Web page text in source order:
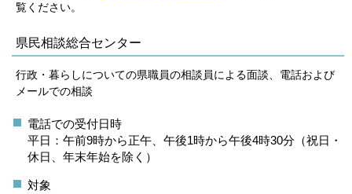
覧ください。
県民相談総合センター
行政・暮らしについての県職員の相談員による面談、電話および
メールでの相談
電話での受付日時
平日：午前9時から正午、午後1時から午後4時30分（祝日・
休日、年末年始を除く）
対象